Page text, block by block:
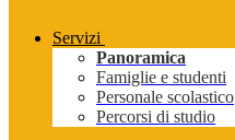
Servizi
Panoramica
Famiglie e studenti
Personale scolastico
Percorsi di studio